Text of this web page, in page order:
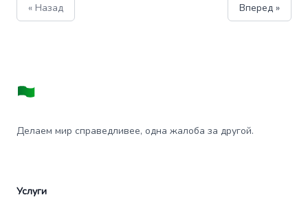
« Назад Вперед »
Делаем мир справедливее, одна жалоба за другой.
Услуги